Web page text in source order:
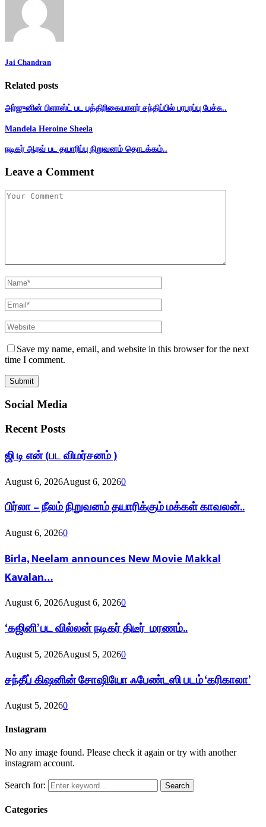
Jai Chandran
Related posts
அர்ஜுனின் பிளாஸ்ட் பட பத்திரிகையாளர் சந்திப்பில் பரபரப்பு பேச்சு..
Mandela Heroine Sheela
நடிகர் ஆரவ் பட தயாரிப்பு நிறுவனம் தொடக்கம்..
Leave a Comment
Save my name, email, and website in this browser for the next
time I comment.
Social Media
Recent Posts
ஜி டி என் (பட விமர்சனம் )
August 6, 2026August 6, 20260
பிர்லா – நீலம் நிறுவனம் தயாரிக்கும் மக்கள் காவலன்..
August 6, 20260
Birla, Neelam announces New Movie Makkal
Kavalan…
August 6, 2026August 6, 20260
‘கஜினி’ பட வில்லன் நடிகர் திடீர் மரணம்..
August 5, 2026August 5, 20260
சந்தீப் கிஷனின் சோஷியோ ஃபேண்டஸி படம் ‘கரிகாலா’
August 5, 20260
Instagram
No any image found. Please check it again or try with another
instagram account.
Search for: Search
Categories